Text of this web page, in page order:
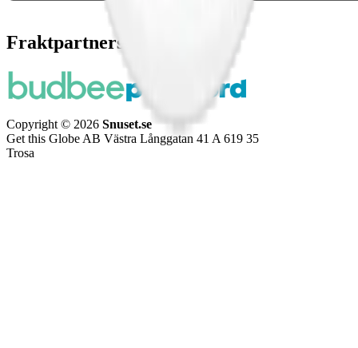
Fraktpartners
Copyright © 2026 Snuset.se
Get this Globe AB Västra Långgatan 41 A 619 35
Trosa